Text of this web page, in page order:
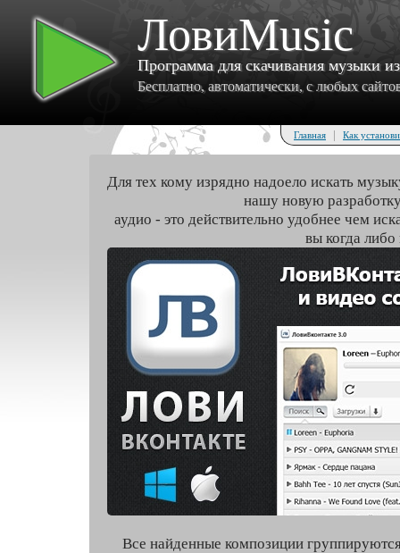
ЛовиMusic
Программа для скачивания музыки
Бесплатно, автоматически, с любых
Главная | Как
Для тех кому изрядно надоело искать
нашу новую
аудио - это действительно удобнее чем
вы когда либо
Все найденные композиции